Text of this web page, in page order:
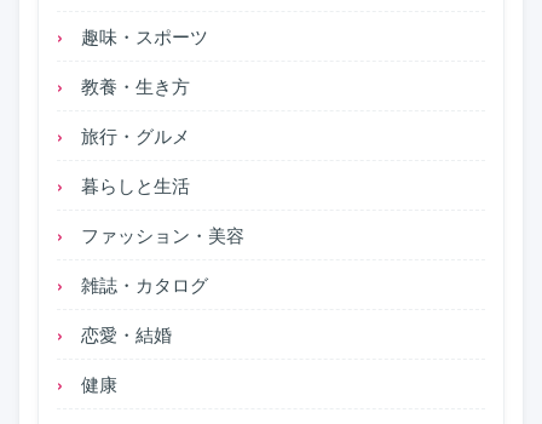
趣味・スポーツ
教養・生き方
旅行・グルメ
暮らしと生活
ファッション・美容
雑誌・カタログ
恋愛・結婚
健康